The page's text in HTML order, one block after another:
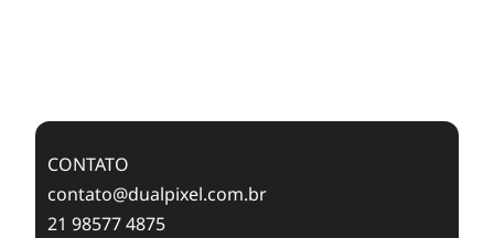
CONTATO
contato@dualpixel.com.br
21 98577 4875